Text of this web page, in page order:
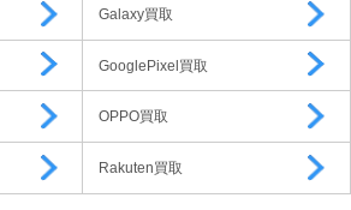
Galaxy買取
GooglePixel買取
OPPO買取
Rakuten買取